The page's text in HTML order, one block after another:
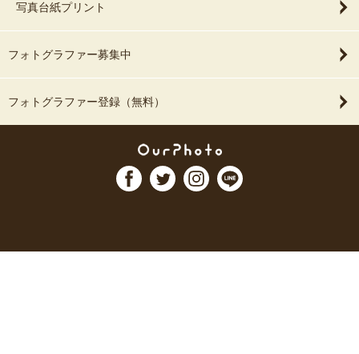
写真台紙プリント
フォトグラファー募集中
フォトグラファー登録（無料）